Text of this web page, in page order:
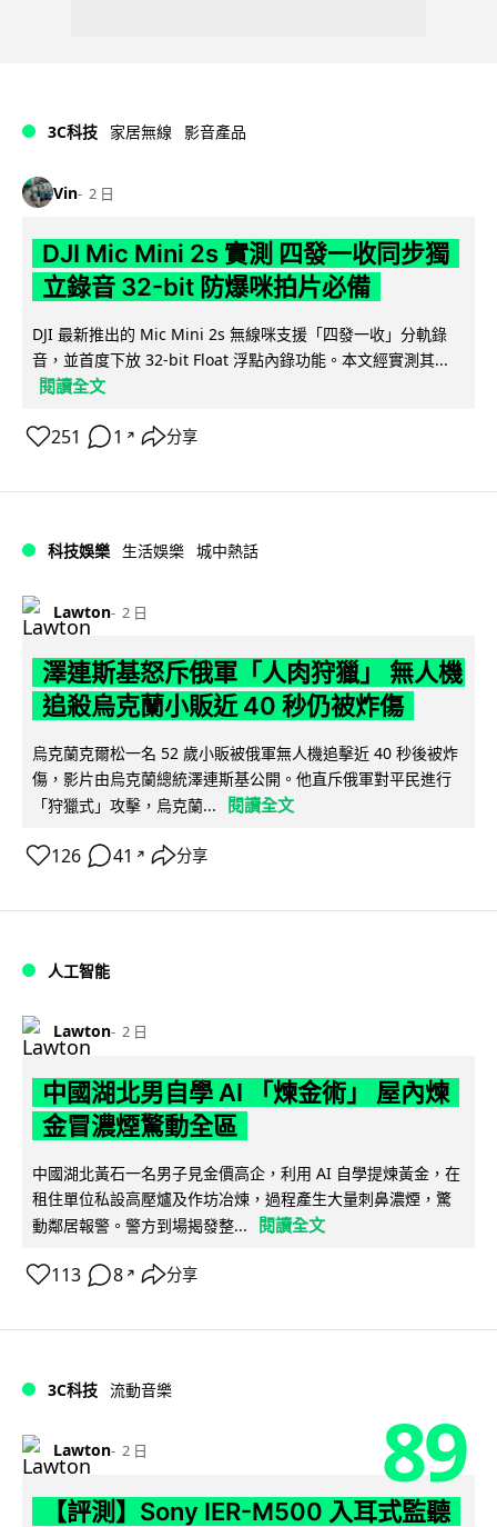
3C科技 家居無線 影音產品
Vin 2 日
DJI Mic Mini 2s 實測 四發一收同步獨
立錄音 32-bit 防爆咪拍片必備
DJI 最新推出的 Mic Mini 2s 無線咪支援「四發一收」分軌錄
音，並首度下放 32-bit Float 浮點內錄功能。本文經實測其...
閱讀全文
251 1 ↗ 分享
科技娛樂 生活娛樂 城中熱話
Lawton 2 日
澤連斯基怒斥俄軍「人肉狩獵」 無人機
追殺烏克蘭小販近 40 秒仍被炸傷
烏克蘭克爾松一名 52 歲小販被俄軍無人機追擊近 40 秒後被炸
傷，影片由烏克蘭總統澤連斯基公開。他直斥俄軍對平民進行
「狩獵式」攻擊，烏克蘭...
閱讀全文
126 41 ↗ 分享
人工智能
Lawton 2 日
中國湖北男自學 AI 「煉金術」 屋內煉
金冒濃煙驚動全區
中國湖北黃石一名男子見金價高企，利用 AI 自學提煉黃金，在
租住單位私設高壓爐及作坊冶煉，過程產生大量刺鼻濃煙，驚
動鄰居報警。警方到場揭發整...
閱讀全文
113 8 ↗ 分享
3C科技 流動音樂
Lawton 2 日 89
【評測】Sony IER-M500 入耳式監聽